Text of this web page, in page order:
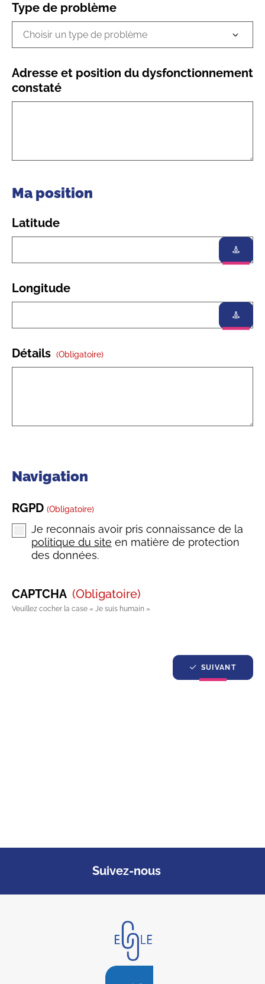
Type de problème
Adresse et position du dysfonctionnement
constaté
Ma position
Latitude
Longitude
Détails (obligatoire)
Navigation
RGPD (obligatoire)
Je reconnais avoir pris connaissance de la
politique du site en matière de protection
des données.
CAPTCHA (obligatoire)
Veuillez cocher la case « Je suis humain »
SUIVANT
Suivez-nous